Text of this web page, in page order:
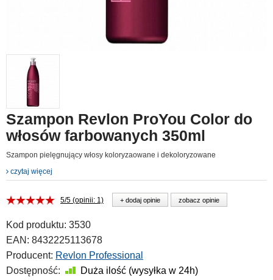
Szampon Revlon ProYou Color do
włosów farbowanych 350ml
Szampon pielęgnujący włosy koloryzaowane i dekoloryzowane
czytaj więcej
5/5 (opinii: 1) + dodaj opinie zobacz opinie
Kod produktu: 3530
EAN: 8432225113678
Producent: Revlon Professional
Dostępność:
Duża ilość (wysyłka w 24h)